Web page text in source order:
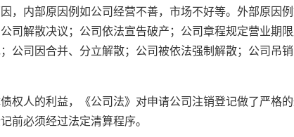
，内部原因例如公司经营不善，市场不好等。外部原因
司解散决议；公司依法宣告破产；公司章程规定营业期
公司因合并、分立解散；公司被依法强制解散；公司吊
人的利益，《公司法》对申请公司注销登记做了严格的
前必须经过法定清算程序。